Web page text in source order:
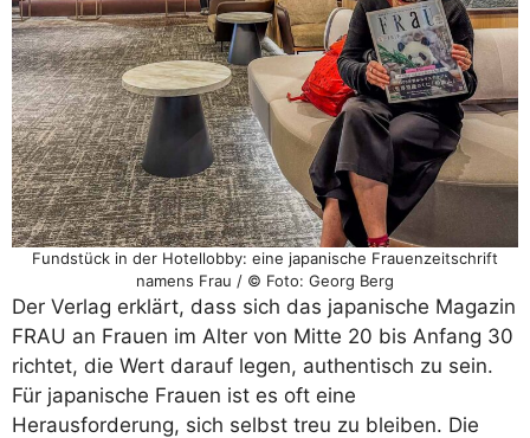
Fundstück in der Hotellobby: eine japanische Frauenzeitschrift
namens Frau / © Foto: Georg Berg
Der Verlag erklärt, dass sich das japanische Magazin
FRAU an Frauen im Alter von Mitte 20 bis Anfang 30
richtet, die Wert darauf legen, authentisch zu sein.
Für japanische Frauen ist es oft eine
Herausforderung, sich selbst treu zu bleiben. Die